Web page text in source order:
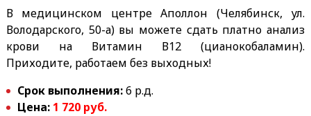
В медицинском центре Аполлон (Челябинск, ул.
Володарского, 50-а) вы можете сдать платно анализ
крови на Витамин В12 (цианокобаламин).
Приходите, работаем без выходных!
Срок выполнения:6 р.д.
Цена: 1 720 руб.